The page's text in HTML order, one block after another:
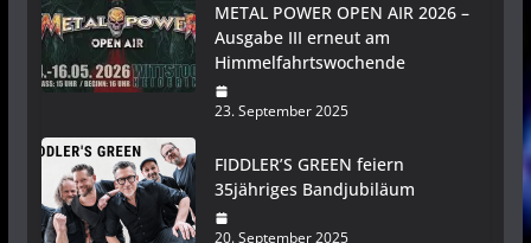
METAL POWER OPEN AIR 2026 –
Ausgabe III erneut am
Himmelfahrtswochende
23. September 2025
FIDDLER’S GREEN feiern
35jähriges Bandjubiläum
20. September 2025